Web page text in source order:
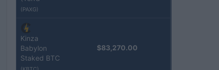
(PAXG)
Kinza
Babylon
Staked BTC
$83,270.00